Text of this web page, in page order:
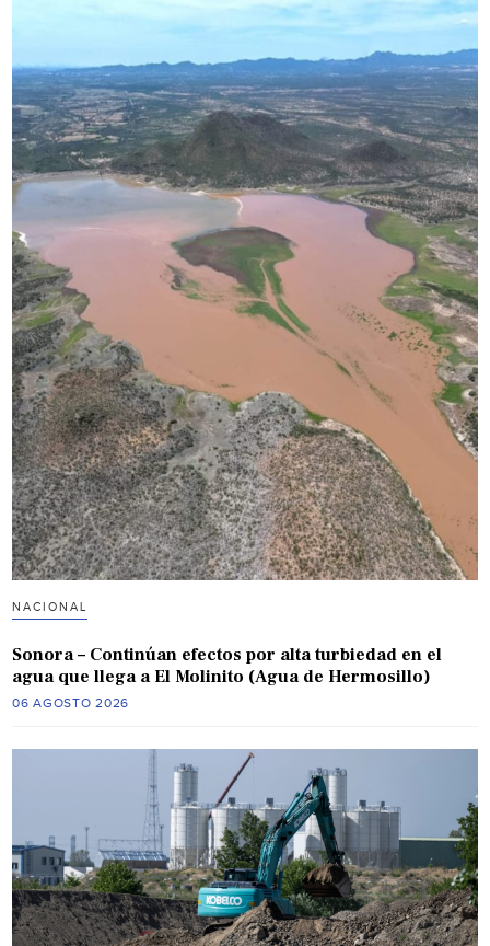
NACIONAL
Sonora – Continúan efectos por alta turbiedad en el
agua que llega a El Molinito (Agua de Hermosillo)
06 AGOSTO 2026